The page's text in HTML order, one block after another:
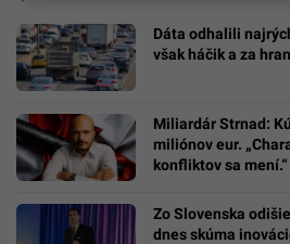
Dáta odhalili
však háčik a za
Miliardár Strnad:
miliónov eur.
konfliktov sa mení.“
Zo Slovenska
dnes skúma